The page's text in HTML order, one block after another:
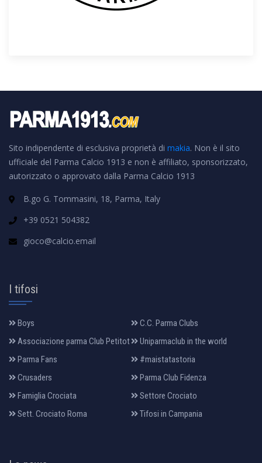
Sito indipendente di esclusiva proprietà di makia. Non è il sito
ufficiale del Parma Calcio 1913 e non è affiliato, sponsorizzato,
autorizzato o approvato dalla Parma Calcio 1913
B.go G. Tommasini, 18, Parma, Italy
+39 0521 504382
gioco@calcio.email
I tifosi
Boys
C.C. Parma Clubs
Associazione parma Club Petitot
Uniparmaclub in the world
Parma Fans
#maistatastoria
Crusaders
Parma Club Fidenza
Famiglia Crociata
Settore Crociato
Sett. Crociato Roma
Tifosi in Campania